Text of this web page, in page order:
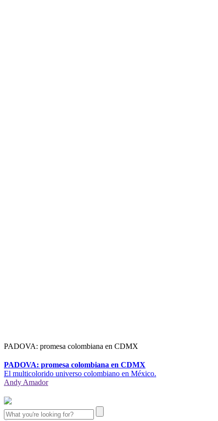
PADOVA: promesa colombiana en CDMX
PADOVA: promesa colombiana en CDMX
El multicolorido universo colombiano en México.
Andy Amador